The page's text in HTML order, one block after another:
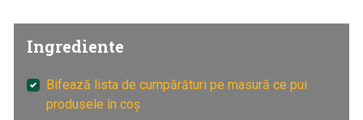
Ingrediente
Bifează lista de cumpărături pe masură ce pui
produsele în coș